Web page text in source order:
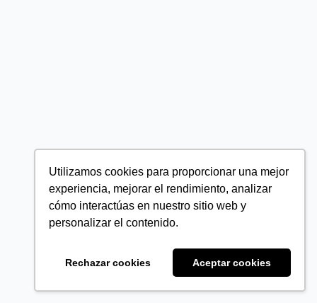
Utilizamos cookies para proporcionar una mejor
experiencia, mejorar el rendimiento, analizar
cómo interactúas en nuestro sitio web y
personalizar el contenido.
Rechazar cookies Aceptar cookies